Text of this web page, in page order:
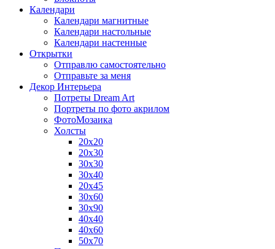
Календари
Календари магнитные
Календари настольные
Календари настенные
Открытки
Отправлю самостоятельно
Отправьте за меня
Декор Интерьера
Потреты Dream Art
Портреты по фото акрилом
ФотоМозаика
Холсты
20х20
20х30
30х30
30х40
20х45
30х60
30х90
40х40
40х60
50х70